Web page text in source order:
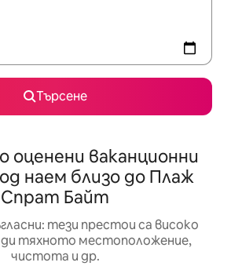
Търсене
оценени ваканционни
наем близо до Плаж
Спрат Байт
тези престои са високо
тяхното местоположение,
чистота и др.